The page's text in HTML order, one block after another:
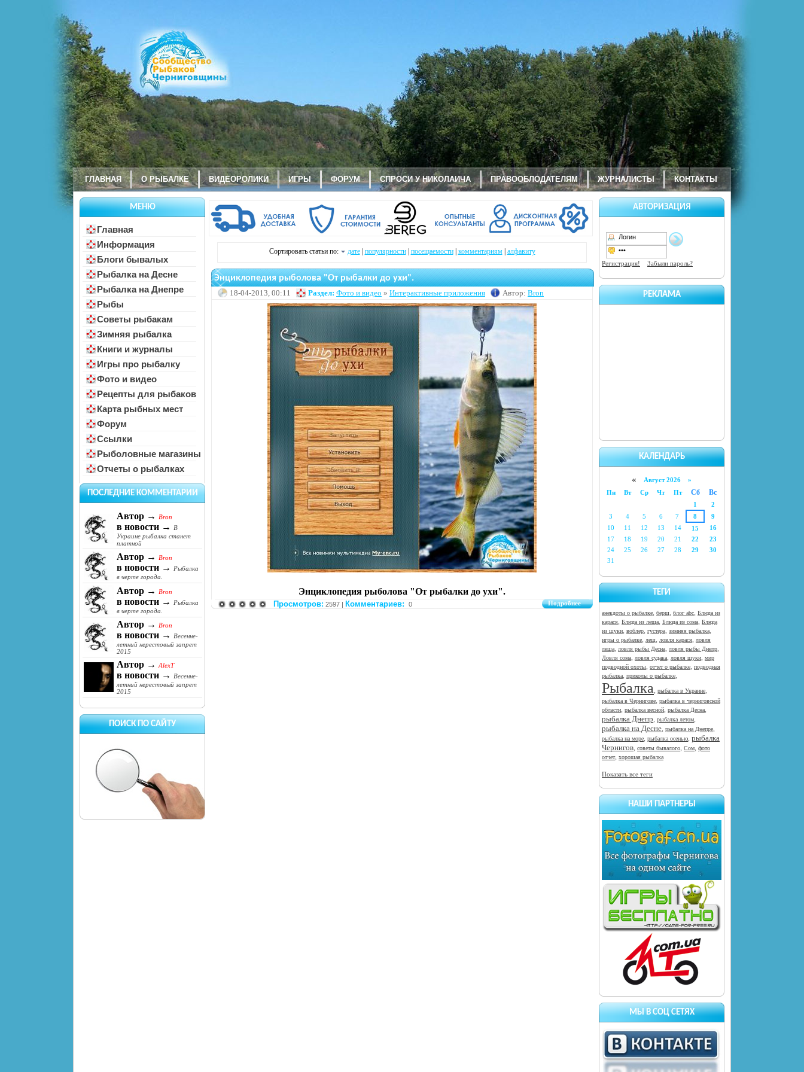
ГЛАВНАЯ О РЫБАЛКЕ ВИДЕОРОЛИКИ ИГРЫ ФОРУМ СПРОСИ У НИКОЛАИЧА ПРАВООБЛОДАТЕЛЯМ ЖУРНАЛИСТЫ КОНТАКТЫ
МЕНЮ
Главная
Информация
Блоги бывалых
Рыбалка на Десне
Рыбалка на Днепре
Рыбы
Советы рыбакам
Зимняя рыбалка
Книги и журналы
Игры про рыбалку
Фото и видео
Рецепты для рыбаков
Карта рыбных мест
Форум
Ссылки
Рыболовные магазины
Отчеты о рыбалках
ПОСЛЕДНИЕ КОММЕНТАРИИ
Автор → Bron
в новости →
В
Украине рыбалка станет
платной
Автор → Bron
в новости →
Рыбалка
в черте города.
Автор → Bron
в новости →
Рыбалка
в черте города.
Автор → Bron
в новости →
Весенне-
летний нерестовый запрет
2015
Автор → AlexT
в новости →
Весенне-
летний нерестовый запрет
2015
ПОИСК ПО САЙТУ
АВТОРИЗАЦИЯ
Регистрация! Забыли пароль?
РЕКЛАМА
КАЛЕНДАРЬ
« Август 2026 »
Пн
Вт Ср Чт Пт Сб Вс
1
2
3
4 5 6 7 8
9
10
11 12 13 14 15
16
17
18 19 20 21 22
23
24
25 26 27 28 29
30
31
ТЕГИ
анекдоты о рыбалке, берш, блог abc, Блюда из
карася, Блюда из леща, Блюда из сома, Блюда
из щуки, воблер, густера, зимняя рыбалка,
игры о рыбалке, лещ, ловля карася, ловля
леща, ловля рыбы Десна, ловля рыбы Днепр,
Ловля сома, ловля судака, ловля щуки, мир
подводной охоты, отчет о рыбалке, подводная
рыбалка, приколы о рыбалке,
Рыбалка, рыбалка в Украине,
рыбалка в Чернигове, рыбалка в черниговской
области, рыбалка весной, рыбалка Десна,
рыбалка Днепр, рыбалка летом,
рыбалка на Десне, рыбалка на Днепре,
рыбалка на море, рыбалка осенью, рыбалка
Чернигов, советы бывалого, Сом, фото
отчет, хорошая рыбалка
Показать все теги
НАШИ ПАРТНЕРЫ
МЫ В СОЦ СЕТЯХ
Сортировать статьи по: дате| популярности| посещаемости| комментариям| алфавиту
Энциклопедия рыболова "От рыбалки до ухи".
18-04-2013, 00:11 Раздел: Фото и видео » Интерактивные приложения Автор: Bron
Энциклопедия рыболова "От рыбалки до ухи".
Просмотров: 2597 | Комментариев: 0 Подробнее